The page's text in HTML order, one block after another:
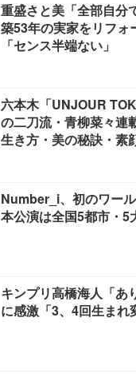
重盛さと美「全部自分
築53年の実家をリフォ
「センス半端ない」
六本木「UNJOUR
の二刀流・青柳菜々連
生き方・美の秘訣・素
Number_i、初のワー
本公演は全国5都市・5
キンプリ高橋海人「あ
に感激「3、4回生まれ